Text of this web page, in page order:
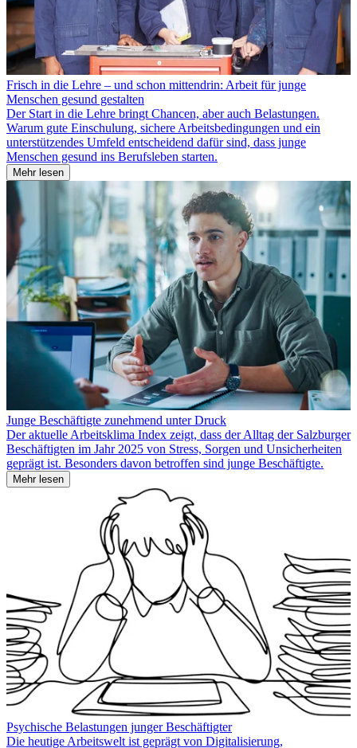
Frisch in die Lehre – und schon mittendrin: Arbeit für junge
Menschen gesund gestalten
Der Start in die Lehre bringt Chancen, aber auch Belastungen.
Warum gute Einschulung, sichere Arbeitsbedingungen und ein
unterstützendes Umfeld entscheidend dafür sind, dass junge
Menschen gesund ins Berufsleben starten.
Mehr lesen
Junge Beschäftigte zunehmend unter Druck
Der aktuelle Arbeitsklima Index zeigt, dass der Alltag der Salzburger
Beschäftigten im Jahr 2025 von Stress, Sorgen und Unsicherheiten
geprägt ist. Besonders davon betroffen sind junge Beschäftigte.
Mehr lesen
Psychische Belastungen junger Beschäftigter
Die heutige Arbeitswelt ist geprägt von Digitalisierung,